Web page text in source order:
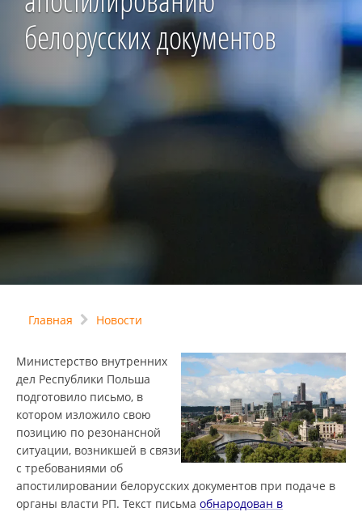
белорусских документов
Главная Новости
Министерство внутренних
дел Республики Польша
подготовило письмо, в
котором изложило свою
позицию по резонансной
ситуации, возникшей в связи
с требованиями об
апостилировании белорусских документов при подаче в
органы власти РП. Текст письма обнародован в